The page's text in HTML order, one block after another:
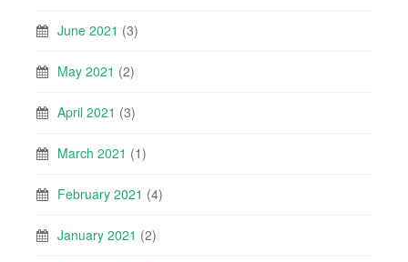
June 2021 (3)
May 2021 (2)
April 2021 (3)
March 2021 (1)
February 2021 (4)
January 2021 (2)